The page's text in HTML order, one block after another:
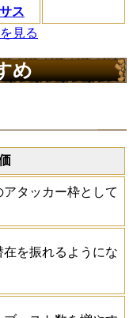
ス
見る
め
タッカー枠として
在を振れるようにな